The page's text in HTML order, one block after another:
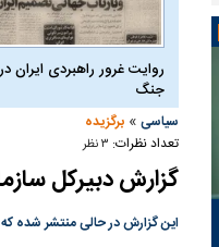
روایت غرور راهبردی ایران در
جنگ
سیاسی » برگزیده
تعداد نظرات: ۳ نظر
گزارش دبیرکل
این گزارش در حالی منتشر شده که
چرا رویای آمریکایی سرنگونی